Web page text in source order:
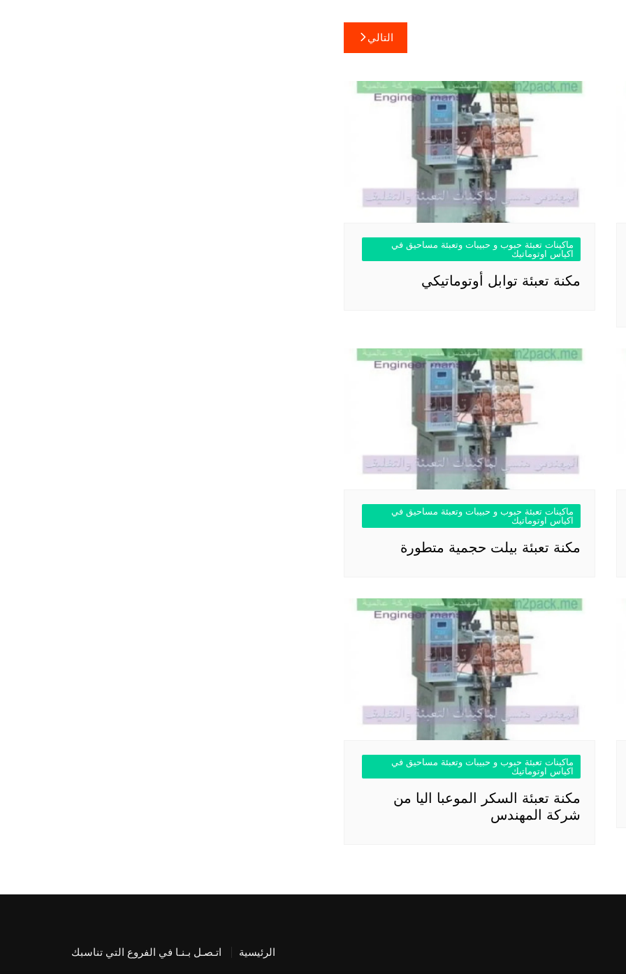
التالي
ماكينات تعبئة حبوب و حبيبات وتعبئة مساحيق في
اكياس اوتوماتيك
مكنة تعبئة توابل أوتوماتيكي
ماكينات تعبئة حبوب و حبيبات وتعبئة مساحيق في
اكياس اوتوماتيك
مكنة تعبئة بيلت حجمية متطورة
ماكينات تعبئة حبوب و حبيبات وتعبئة مساحيق في
اكياس اوتوماتيك
مكنة تعبئة السكر الموعبا اليا من
شركة المهندس
الرئيسية اتـصـل بـنـا في الفروع التي تناسبك